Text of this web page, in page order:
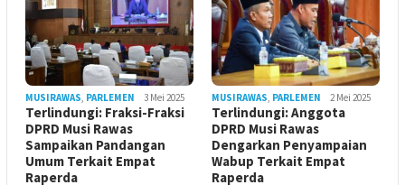
MUSIRAWAS, PARLEMEN 3 Mei 2025
Terlindungi: Fraksi-Fraksi
DPRD Musi Rawas
Sampaikan Pandangan
Umum Terkait Empat
Raperda
MUSIRAWAS, PARLEMEN 2 Mei 2025
Terlindungi: Anggota
DPRD Musi Rawas
Dengarkan Penyampaian
Wabup Terkait Empat
Raperda